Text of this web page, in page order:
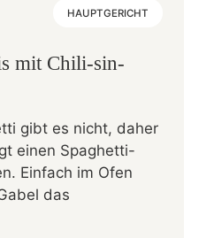
HAUPTGERICHT
mit Chili-sin-
gibt es nicht, daher
einen Spaghetti-
Einfach im Ofen
das